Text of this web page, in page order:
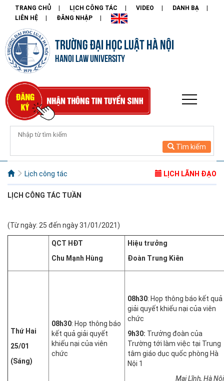
TRANG CHỦ LỊCH CÔNG TÁC VIDEO
DANH BẠ
LIÊN HỆ
ĐĂNG NHẬP
TRƯỜNG ĐẠI HỌC LUẬT HÀ NỘI
HANOI LAW UNIVERSITY
Tìm kiếm
Lịch công tác LỊCH LÃNH ĐẠO
LỊCH CÔNG TÁC TUẦN
(Từ ngày: 25 đến ngày 31/01/2021)
QCT HĐT
Chu Mạnh Hùng
Hiệu trưởng
Đoàn Trung Kiên
Thứ Hai
25/01
(Sáng)
08h30: Họp thông báo
kết quả giải quyết
khiếu nại của viên
chức
08h30: Họp thông báo kết quả
giải quyết khiếu nại của viên
chức
9h30: Trưởng đoàn của
Trường tới làm việc tại Trung
tâm giáo dục quốc phòng Hà
Nội 1
Mai Lĩnh, Hà Nội